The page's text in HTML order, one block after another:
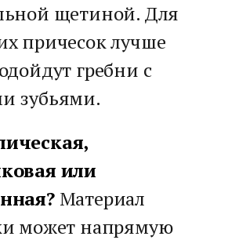
щетиной. Для
причесок лучше
гребни с
зубьями.
или
Материал
может напрямую